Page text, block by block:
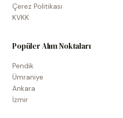
Çerez Politikası
KVKK
Popüler Alım Noktaları
Pendik
Ümraniye
Ankara
İzmir